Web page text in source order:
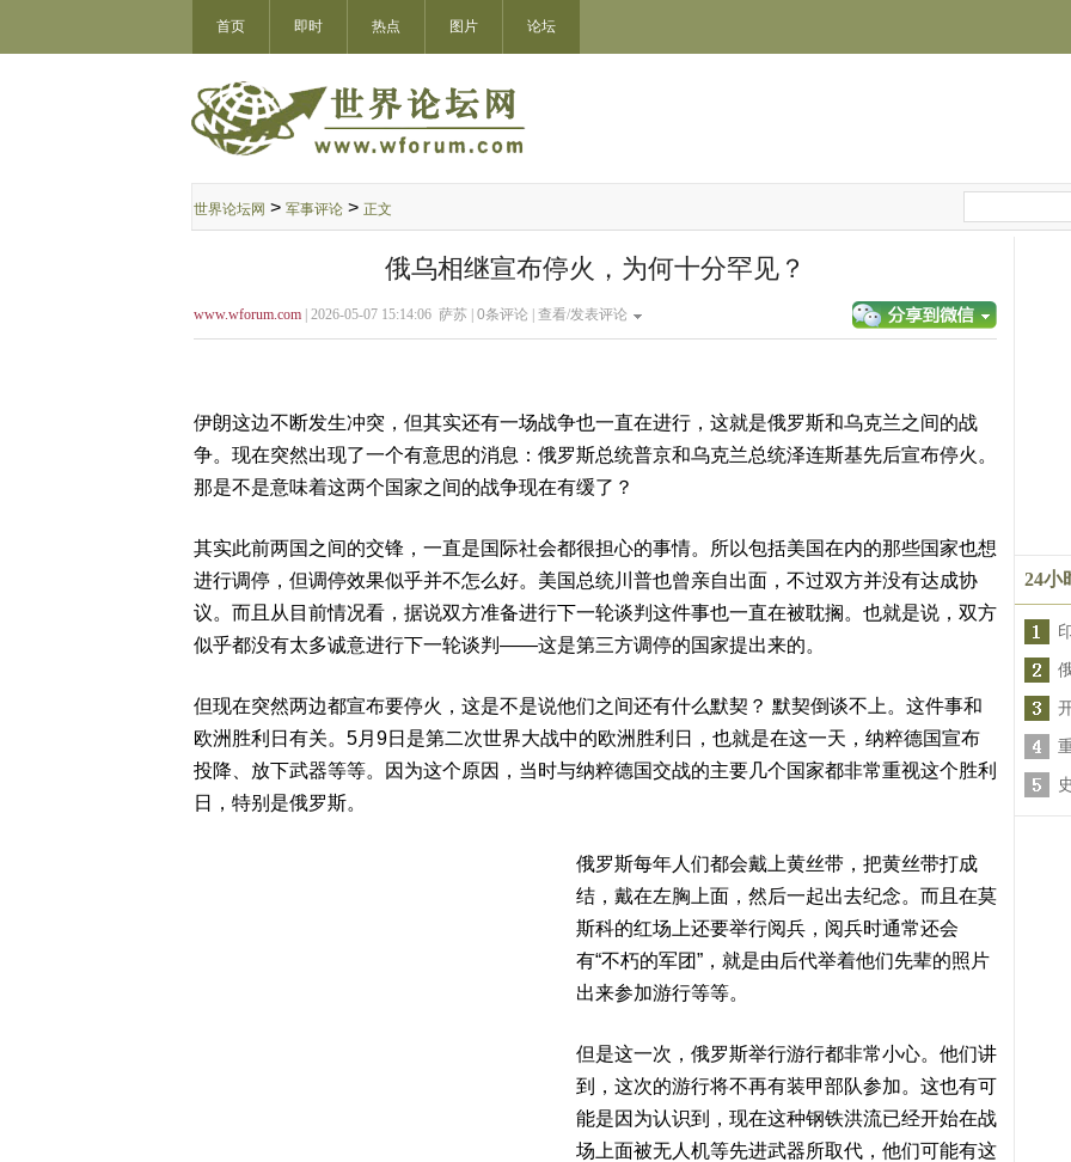
首页 即时 热点 图片 论坛
世界论坛网 > 军事评论 > 正文
俄乌相继宣布停火，为何十分罕见？
www.wforum.com | 2026-05-07 15:14:06 萨苏 | 0条评论 | 查看/发表评论
伊朗这边不断发生冲突，但其实还有一场战争也一直在进行，这就是俄罗斯和乌克兰之间的战
争。现在突然出现了一个有意思的消息：俄罗斯总统普京和乌克兰总统泽连斯基先后宣布停火。
那是不是意味着这两个国家之间的战争现在有缓了？
其实此前两国之间的交锋，一直是国际社会都很担心的事情。所以包括美国在内的那些国家也想
进行调停，但调停效果似乎并不怎么好。美国总统川普也曾亲自出面，不过双方并没有达成协
议。而且从目前情况看，据说双方准备进行下一轮谈判这件事也一直在被耽搁。也就是说，双方
似乎都没有太多诚意进行下一轮谈判——这是第三方调停的国家提出来的。
但现在突然两边都宣布要停火，这是不是说他们之间还有什么默契？ 默契倒谈不上。这件事和
欧洲胜利日有关。5月9日是第二次世界大战中的欧洲胜利日，也就是在这一天，纳粹德国宣布
投降、放下武器等等。因为这个原因，当时与纳粹德国交战的主要几个国家都非常重视这个胜利
日，特别是俄罗斯。
俄罗斯每年人们都会戴上黄丝带，把黄丝带打成
结，戴在左胸上面，然后一起出去纪念。而且在莫
斯科的红场上还要举行阅兵，阅兵时通常还会
有“不朽的军团”，就是由后代举着他们先辈的照片
出来参加游行等等。
但是这一次，俄罗斯举行游行都非常小心。他们讲
到，这次的游行将不再有装甲部队参加。这也有可
能是因为认识到，现在这种钢铁洪流已经开始在战
场上面被无人机等先进武器所取代，他们可能有这
24小